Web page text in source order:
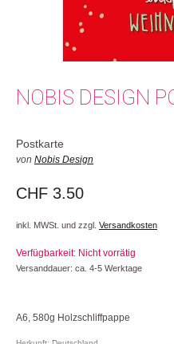
NOBIS DESIGN
Postkarte
von Nobis Design
CHF 3.50
inkl. MWSt. und zzgl. Versandkosten
Verfügbarkeit: Nicht vorrätig
Versanddauer: ca. 4-5 Werktage
A6, 580g Holzschliffpappe